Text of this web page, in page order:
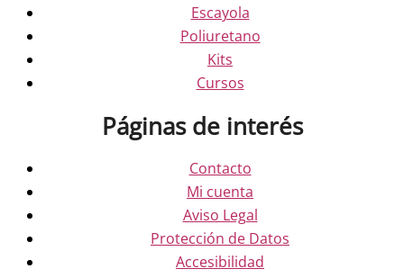
Escayola
Poliuretano
Kits
Cursos
Páginas de interés
Contacto
Mi cuenta
Aviso Legal
Protección de Datos
Accesibilidad